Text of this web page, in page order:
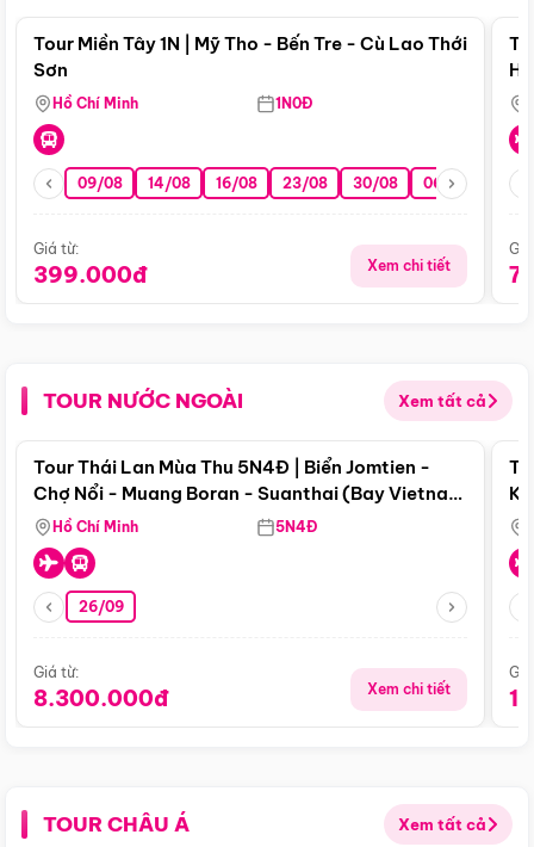
Tour Miền Tây 1N | Mỹ Tho - Bến Tre - Cù Lao Thới
Sơn
Hồ Chí Minh 1N0Đ
09/08 14/08 16/08 23/08 30/08 06/09 13/09
Giá từ:
399.000đ Xem chi tiết
TOUR NƯỚC NGOÀI Xem tất cả
Điểm nổi bật
Tour Thái Lan Mùa Thu 5N4Đ | Biển Jomtien -
Chợ Nổi - Muang Boran - Suanthai (Bay Vietnam
Airlines)
Hồ Chí Minh 5N4Đ
26/09
Giá từ:
8.300.000đ Xem chi tiết
TOUR CHÂU Á Xem tất cả
Điểm nổi bật